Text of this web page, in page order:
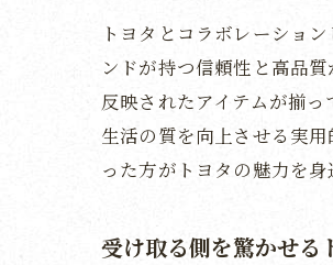
トヨタとコラボレーショ
ンドが持つ信頼性と高品
反映されたアイテムが揃
生活の質を向上させる実
った方がトヨタの魅力を
受け取る側を驚かせる